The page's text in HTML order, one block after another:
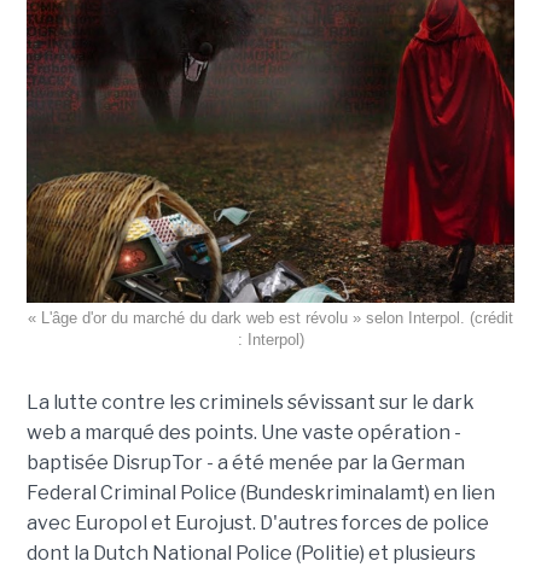
« L'âge d'or du marché du dark web est révolu » selon Interpol. (crédit
: Interpol)
La lutte contre les criminels sévissant sur le dark
web a marqué des points. Une vaste opération -
baptisée DisrupTor - a été menée par la German
Federal Criminal Police (Bundeskriminalamt) en lien
avec Europol et Eurojust. D'autres forces de police
dont la Dutch National Police (Politie) et plusieurs